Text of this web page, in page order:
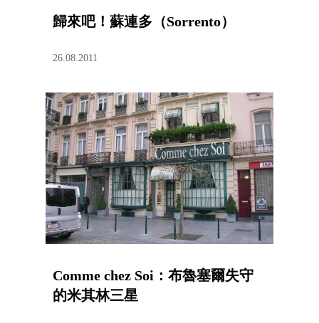
歸來吧！蘇連多（Sorrento）
26.08.2011
Comme chez Soi：布魯塞爾失守
的米其林三星